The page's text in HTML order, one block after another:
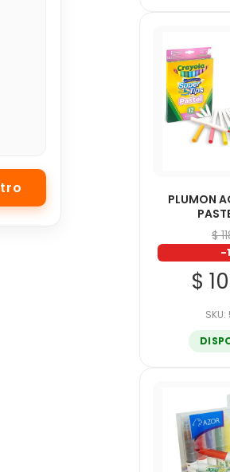
PLUMON
$
-
$